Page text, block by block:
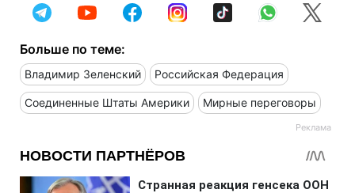
Больше по теме:
Владимир Зеленский Российская Федерация
Соединенные Штаты Америки Мирные переговоры